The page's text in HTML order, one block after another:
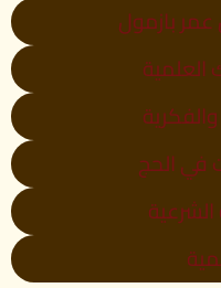
بازمول
العلمية
في الحج
الشرعية